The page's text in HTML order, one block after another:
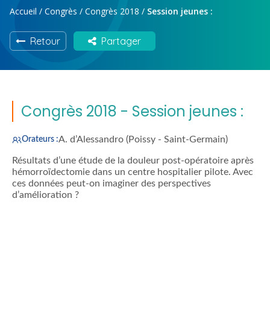
Accueil / Congrès / Congrès 2018 / Session jeunes :
Retour Partager
Congrès 2018 - Session jeunes :
Orateurs :A. d’Alessandro (Poissy - Saint-Germain)
Résultats d’une étude de la douleur post-opératoire après
hémorroïdectomie dans un centre hospitalier pilote. Avec
ces données peut-on imaginer des perspectives
d’amélioration ?